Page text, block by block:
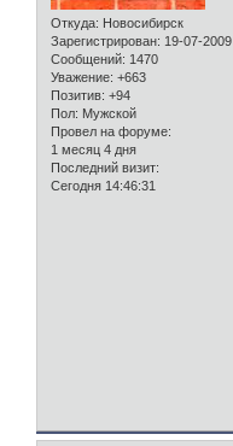
Откуда: Новосибирск
Зарегистрирован: 19-07-2009
Сообщений: 1470
Уважение: +663
Позитив: +94
Пол: Мужской
Провел на форуме:
1 месяц 4 дня
Последний визит:
Сегодня 14:46:31